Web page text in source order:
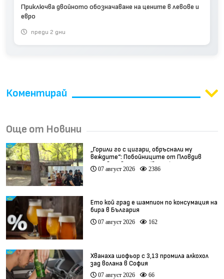
Приключва двойното обозначаване на цените в левове и
евро
преди 2 дни
Коментирай
Още от Новини
„Горили го с цигари, обръснали му
веждите“: Побойниците от Пловдив
остават в ареста (видео)
07 август 2026 2386
Ето кой град е шампион по консумация на
бира в България
07 август 2026 162
Хванаха шофьор с 3,13 промила алкохол
зад волана в София
07 август 2026 66